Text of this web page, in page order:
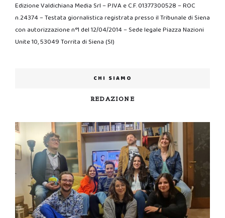
Edizione Valdichiana Media Srl – P.IVA e C.F. 01377300528 – ROC
n.24374 – Testata giornalistica registrata presso il Tribunale di Siena
con autorizzazione n°1 del 12/04/2014 – Sede legale Piazza Nazioni
Unite 10, 53049 Torrita di Siena (SI)
CHI SIAMO
REDAZIONE